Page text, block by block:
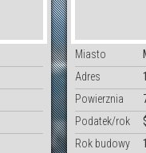
Miasto
Adres
Powierznia
Podatek/rok
Rok budowy